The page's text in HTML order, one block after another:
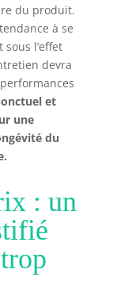
du produit.
à se
l’effet
devra
et
une
du
: un